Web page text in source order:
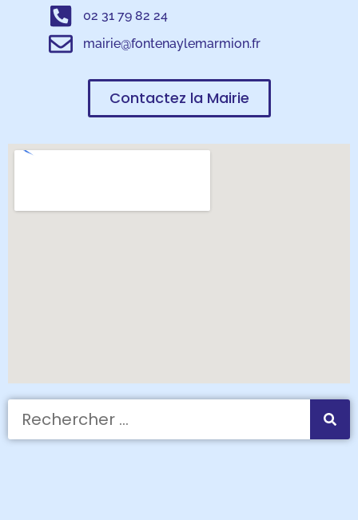
02 31 79 82 24
mairie@fontenaylemarmion.fr
Contactez la Mairie